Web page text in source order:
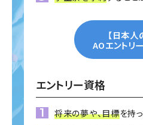
【日本人
AOエントリ
エントリー資格
将来の夢や、目標を持